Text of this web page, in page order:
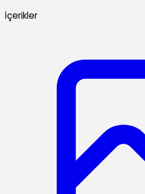
İçerikler